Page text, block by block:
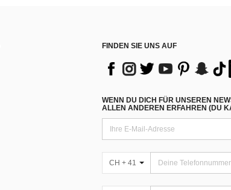
FINDEN SIE UNS AUF
WENN DU DICH FÜR UNSEREN
ALLEN ANDEREN ERFAHREN (DU
CH + 41